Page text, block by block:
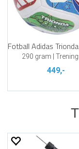
290 gram |
449,-